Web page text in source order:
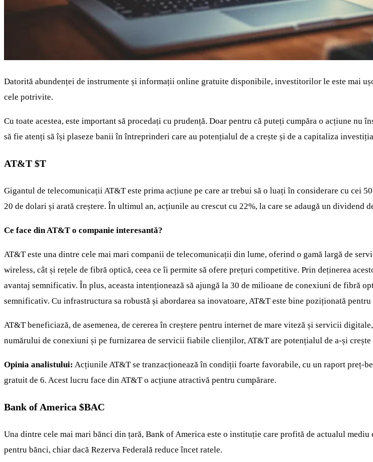
Datorită abundenței de instrumente și informații online gratuite disponibile, investitorilor le este mai
cele potrivite.
Cu toate acestea, este important să procedați cu prudență. Doar pentru că puteți cumpăra o acțiune
să fie atenți să își plaseze banii în întreprinderi care au potențialul de a crește și de a capitaliza
AT&T $T
Gigantul de telecomunicații AT&T este prima acțiune pe care ar trebui să o luați în considerare cu cei
20 de dolari și arată creștere. În ultimul an, acțiunile au crescut cu 22%, la care se adaugă un dividend
Ce face din AT&T o companie interesantă?
AT&T este una dintre cele mai mari companii de telecomunicații din lume, oferind o gamă largă de
wireless, cât și rețele de fibră optică, ceea ce îi permite să ofere prețuri competitive. Prin deținerea
avantaj semnificativ. În plus, aceasta intenționează să ajungă la 30 de milioane de conexiuni de fibră
semnificativ. Cu infrastructura sa robustă și abordarea sa inovatoare, AT&T este bine poziționată
AT&T beneficiază, de asemenea, de cererea în creștere pentru internet de mare viteză și servicii
numărului de conexiuni și pe furnizarea de servicii fiabile clienților, AT&T are potențialul de a-și
Opinia analistului: Acțiunile AT&T se tranzacționează în condiții foarte favorabile, cu un raport preț-
gratuit de 6. Acest lucru face din AT&T o acțiune atractivă pentru cumpărare.
Bank of America $BAC
Una dintre cele mai mari bănci din țară, Bank of America este o instituție care profită de actualul
pentru bănci, chiar dacă Rezerva Federală reduce încet ratele.